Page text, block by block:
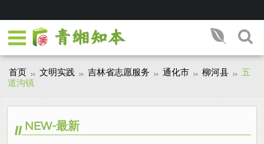
首页 文明实践 吉林省志愿服务 通化市 柳河县
五
道沟镇
NEW-最新